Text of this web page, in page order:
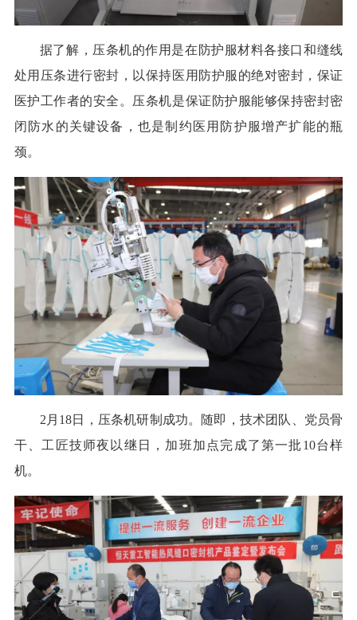
据了解，压条机的作用是在防护服材料各接口和缝线
处用压条进行密封，以保持医用防护服的绝对密封，保证
医护工作者的安全。压条机是保证防护服能够保持密封密
闭防水的关键设备，也是制约医用防护服增产扩能的瓶
颈。
2月18日，压条机研制成功。随即，技术团队、党员骨
干、工匠技师夜以继日，加班加点完成了第一批10台样
机。